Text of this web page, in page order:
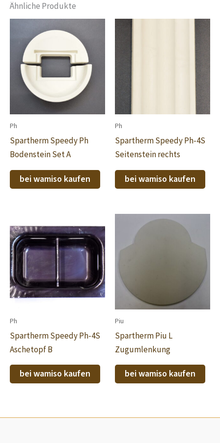
Ähnliche Produkte
Ph
Spartherm Speedy Ph
Bodenstein Set A
bei wamiso kaufen
Ph
Spartherm Speedy Ph-4S
Seitenstein rechts
bei wamiso kaufen
Ph
Spartherm Speedy Ph-4S
Aschetopf B
bei wamiso kaufen
Piu
Spartherm Piu L
Zugumlenkung
bei wamiso kaufen